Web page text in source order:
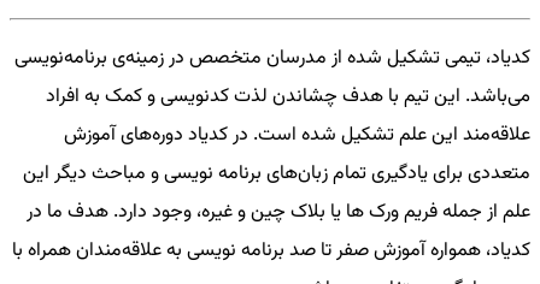
کدیاد، تیمی تشکیل شده از مدرسان متخصص در زمینه‌ی برنامه‌نویسی
می‌باشد. این تیم با هدف چشاندن لذت کدنویسی و کمک به افراد
علاقه‌مند این علم تشکیل شده است. در کدیاد دوره‌های آموزش
متعددی برای یادگیری تمام زبان‌های برنامه نویسی و مباحث دیگر این
علم از جمله فریم ورک ها یا بلاک چین و غیره، وجود دارد. هدف ما در
کدیاد، همواره آموزش صفر تا صد برنامه نویسی به علاقه‌مندان همراه با